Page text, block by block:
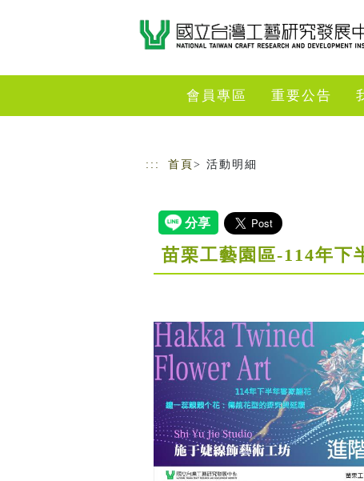
會員專區 重要公告
::: 首頁 > 活動明細
苗栗工藝園區-114年下